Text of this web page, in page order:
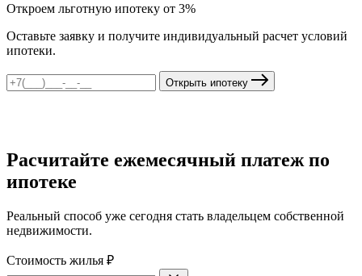
Откроем льготную ипотеку от 3%
Оставьте заявку и получите индивидуальный расчет условий
ипотеки.
Открыть ипотеку
Расчитайте ежемесячный платеж по
ипотеке
Реальный способ уже сегодня стать владельцем собственной
недвижимости.
Стоимость жилья ₽